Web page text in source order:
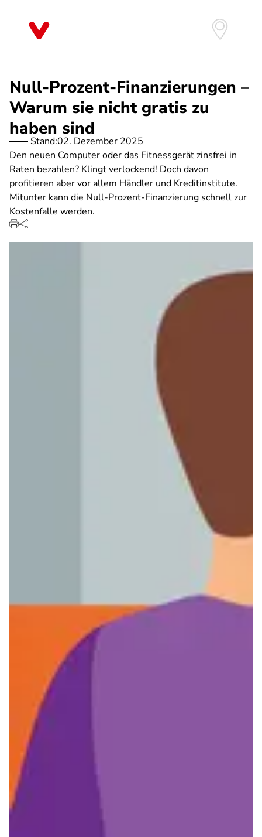
Null-Prozent-Finanzierungen –
Warum sie nicht gratis zu
haben sind
Stand:02. Dezember 2025
Den neuen Computer oder das Fitnessgerät zinsfrei in
Raten bezahlen? Klingt verlockend! Doch davon
profitieren aber vor allem Händler und Kreditinstitute.
Mitunter kann die Null-Prozent-Finanzierung schnell zur
Kostenfalle werden.